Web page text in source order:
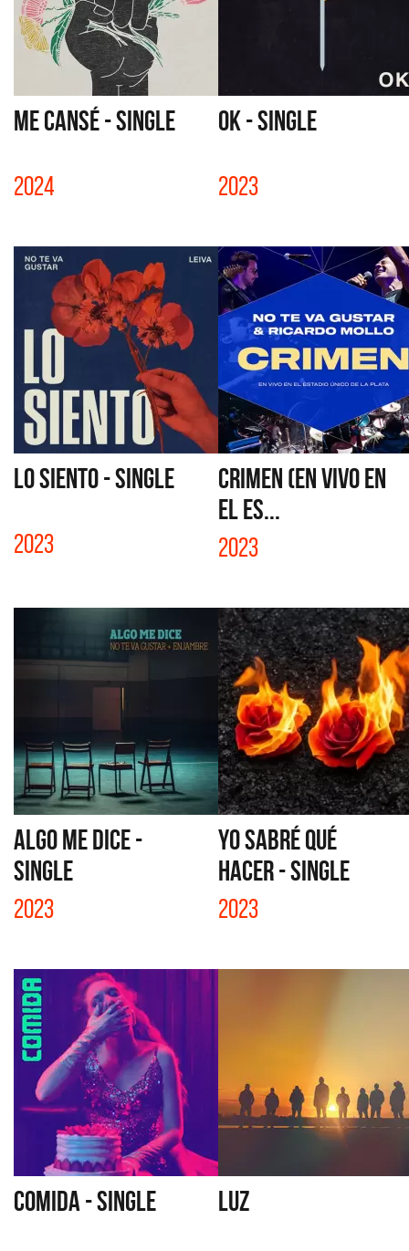
ME CANSÉ - SINGLE
2024
OK - SINGLE
2023
LO SIENTO - SINGLE
2023
CRIMEN (EN VIVO EN
EL ES...
2023
ALGO ME DICE -
SINGLE
2023
YO SABRÉ QUÉ
HACER - SINGLE
2023
COMIDA - SINGLE LUZ